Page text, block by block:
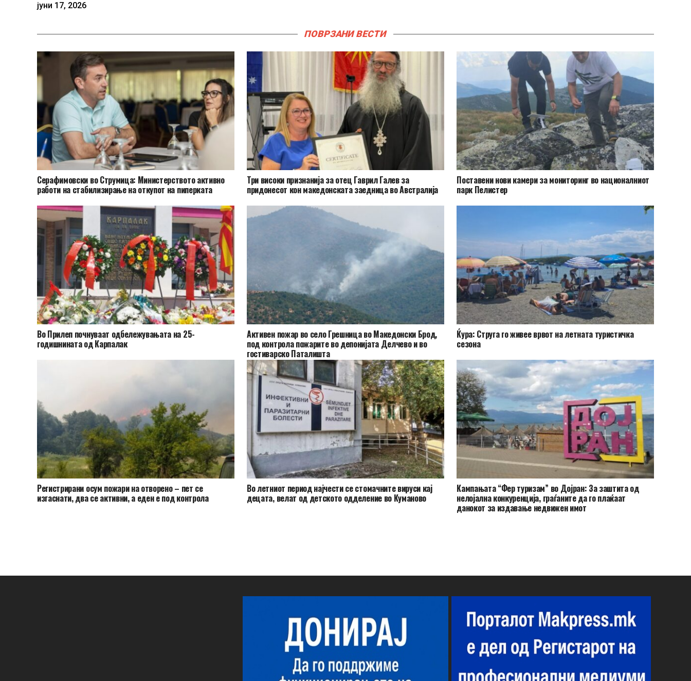
јуни 17, 2026
ПОВРЗАНИ ВЕСТИ
Серафимовски во Струмица: Министерството активно
работи на стабилизирање на откупот на пиперката
Три високи признанија за отец Гаврил Галев за
придонесот кон македонската заедница во Австралија
Поставени нови камери за мониторинг во националниот
парк Пелистер
Во Прилеп почнуваат одбележувањата на 25-
годишнината од Карпалак
Активен пожар во село Грешница во Македонски Брод,
под контрола пожарите во депонијата Делчево и во
гостиварско Паталишта
Ќура: Струга го живее врвот на летната туристичка
сезона
Регистрирани осум пожари на отворено – пет се
изгаснати, два се активни, а еден е под контрола
Во летниот период најчести се стомачните вируси кај
децата, велат од детското одделение во Куманово
Кампањата “Фер туризам” во Дојран: За заштита од
нелојална конкуренција, граѓаните да го плаќаат
данокот за издавање недвижен имот